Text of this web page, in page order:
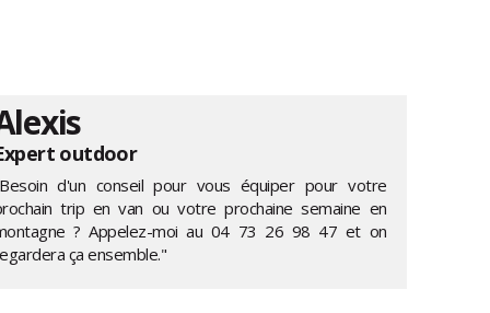
outdoor
d'un conseil pour vous équiper pour votre
trip en van ou votre prochaine semaine en
? Appelez-moi au 04 73 26 98 47 et on
ça ensemble."